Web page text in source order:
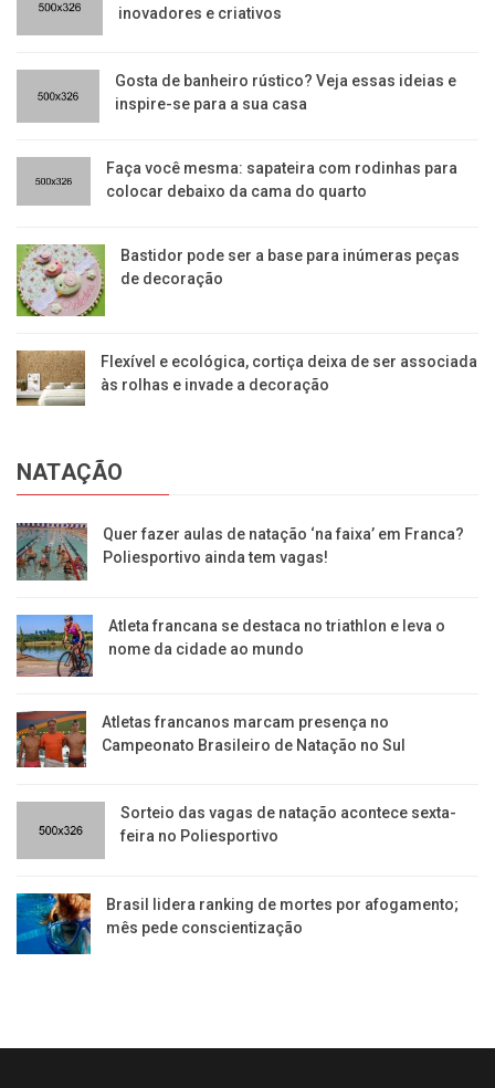
inovadores e criativos
Gosta de banheiro rústico? Veja essas ideias e
inspire-se para a sua casa
Faça você mesma: sapateira com rodinhas para
colocar debaixo da cama do quarto
Bastidor pode ser a base para inúmeras peças
de decoração
Flexível e ecológica, cortiça deixa de ser associada
às rolhas e invade a decoração
NATAÇÃO
Quer fazer aulas de natação ‘na faixa’ em Franca?
Poliesportivo ainda tem vagas!
Atleta francana se destaca no triathlon e leva o
nome da cidade ao mundo
Atletas francanos marcam presença no
Campeonato Brasileiro de Natação no Sul
Sorteio das vagas de natação acontece sexta-
feira no Poliesportivo
Brasil lidera ranking de mortes por afogamento;
mês pede conscientização